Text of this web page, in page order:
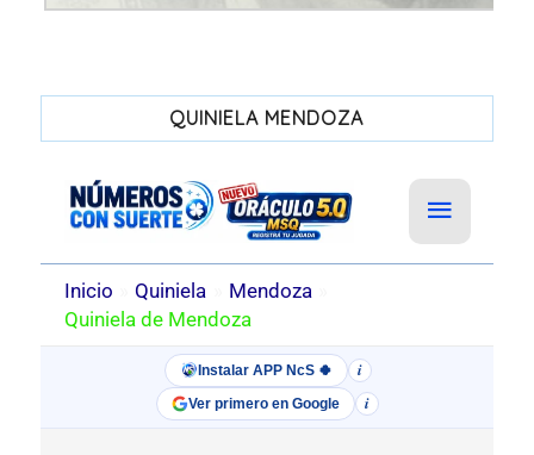
QUINIELA MENDOZA